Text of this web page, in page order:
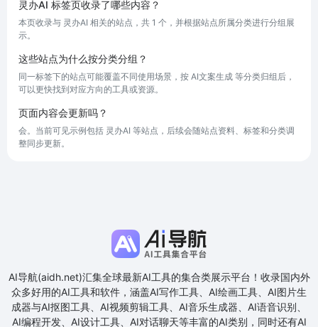
灵办AI 标签页收录了哪些内容？
本页收录与 灵办AI 相关的站点，共 1 个，并根据站点所属分类进行分组展
示。
这些站点为什么按分类分组？
同一标签下的站点可能覆盖不同使用场景，按 AI文案生成 等分类归组后，
可以更快找到对应方向的工具或资源。
页面内容会更新吗？
会。当前可见示例包括 灵办AI 等站点，后续会随站点资料、标签和分类调
整同步更新。
AI导航(aidh.net)汇集全球最新AI工具的集合类展示平台！收录国内外
众多好用的AI工具和软件，涵盖AI写作工具、AI绘画工具、AI图片生
成器与AI抠图工具、AI视频剪辑工具、AI音乐生成器、AI语音识别、
AI编程开发、AI设计工具、AI对话聊天等丰富的AI类别，同时还有AI